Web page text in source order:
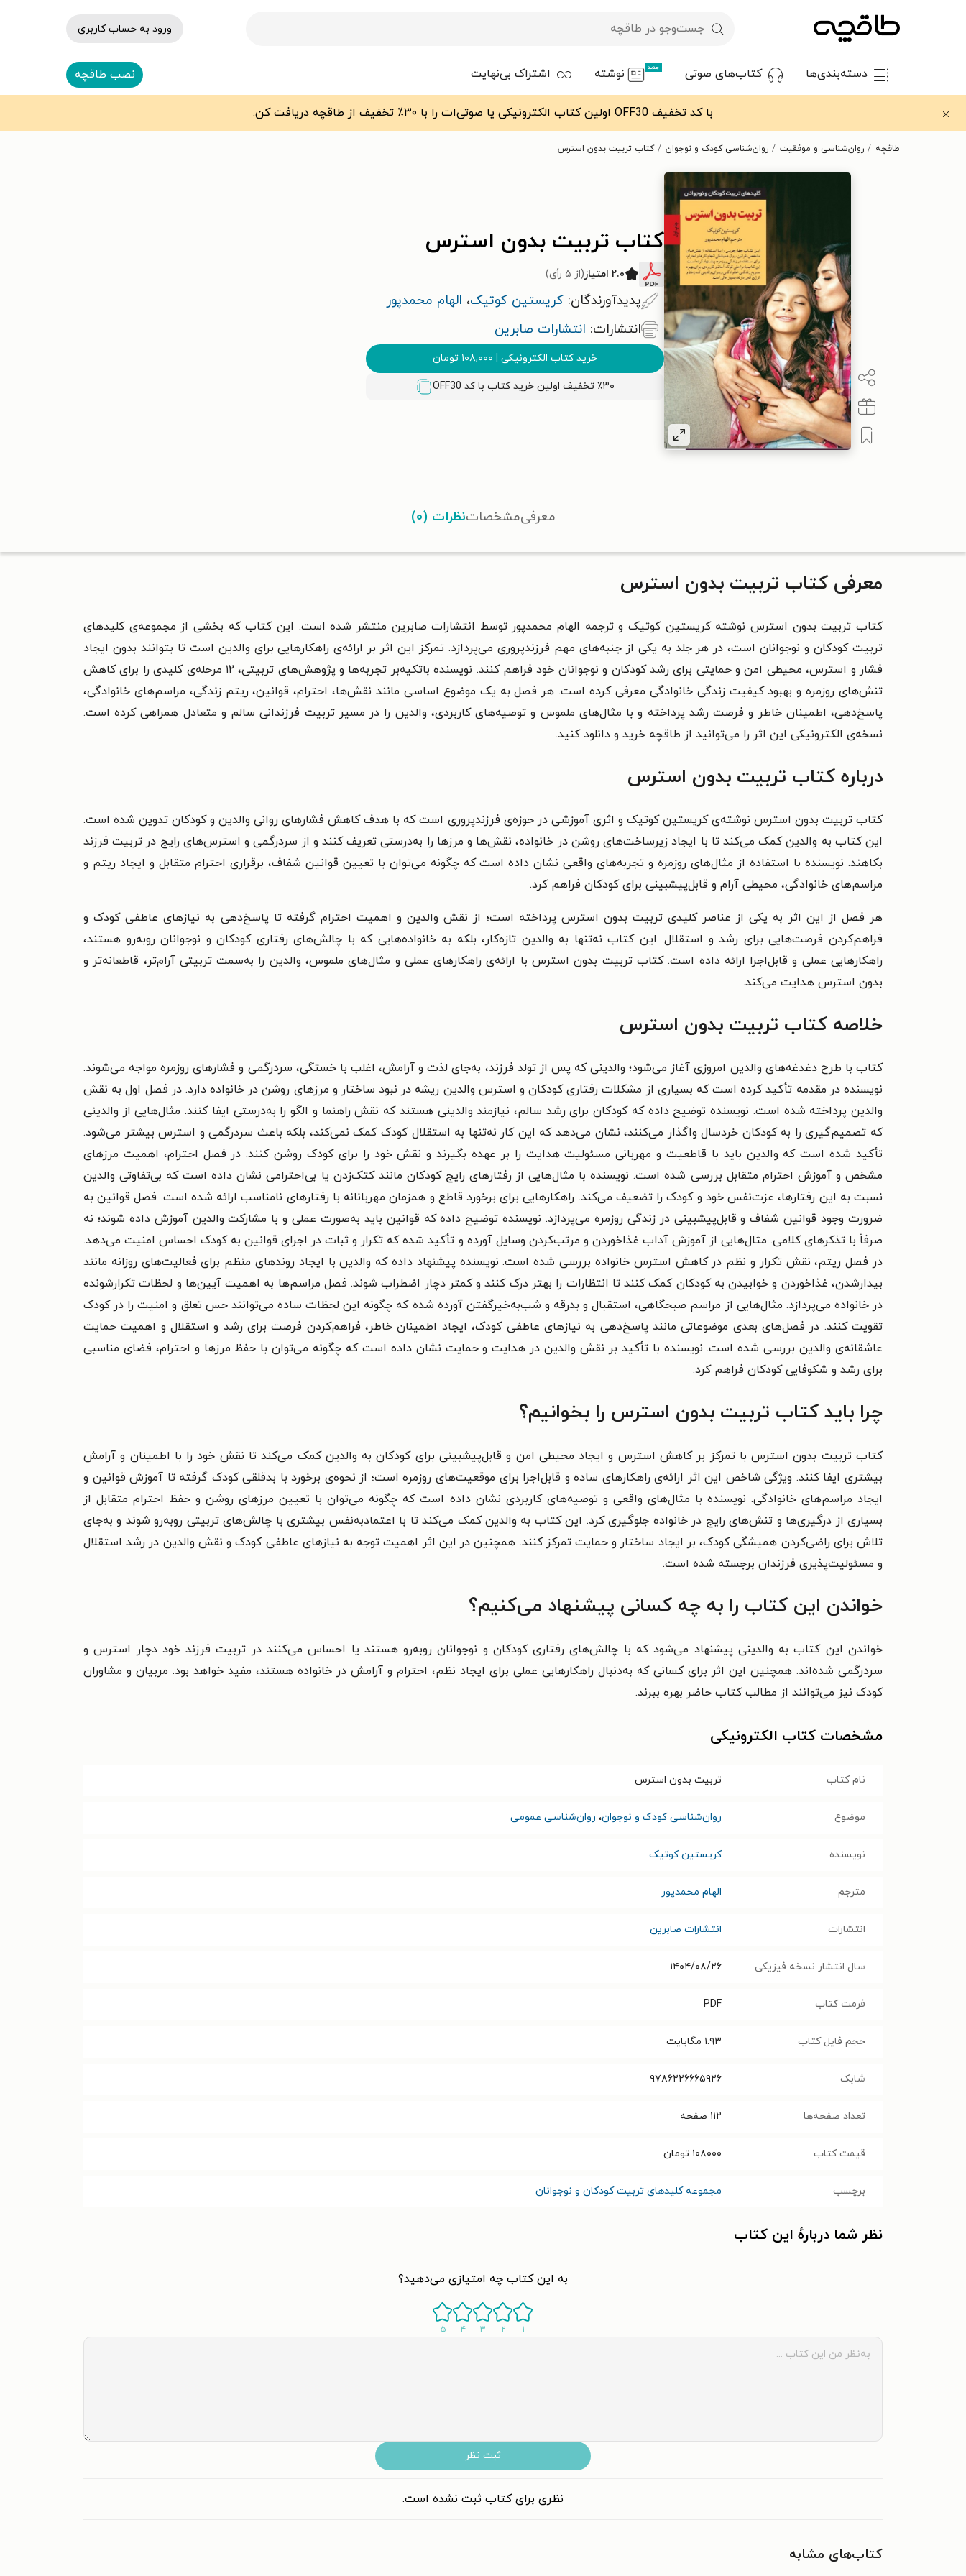
ورود به حساب کاربری
دسته‌بندی‌ها کتاب‌های صوتی جدید نوشته اشتراک بی‌نهایت نصب طاقچه
با کد تخفیف OFF30 اولین کتاب الکترونیکی یا صوتی‌ات را با ۳۰٪ تخفیف از طاقچه دریافت کن.
طاقچه روان‌شناسی و موفقیت روان‌شناسی کودک و نوجوان کتاب تربیت بدون استرس
کتاب تربیت بدون استرس
۲.۰ امتیاز (از ۵ رأی)
پدیدآورندگان: کریستین کوتیک، الهام محمدپور
انتشارات: انتشارات صابرین
خرید کتاب الکترونیکی | ۱۰۸,۰۰۰ تومان
٪۳۰ تخفیف اولین خرید کتاب با کد OFF30
معرفیمشخصاتنظرات (۰)
معرفی کتاب تربیت بدون استرس
کتاب تربیت بدون استرس نوشته کریستین کوتیک و ترجمه الهام محمدپور توسط انتشارات صابرین منتشر شده است. این کتاب که بخشی از مجموعه‌ی کلیدهای
تربیت کودکان و نوجوانان است، در هر جلد به یکی از جنبه‌های مهم فرزندپروری می‌پردازد. تمرکز این اثر بر ارائه‌ی راهکارهایی برای والدین است تا بتوانند بدون ایجاد
فشار و استرس، محیطی امن و حمایتی برای رشد کودکان و نوجوانان خود فراهم کنند. نویسنده باتکیه‌بر تجربه‌ها و پژوهش‌های تربیتی، ۱۲ مرحله‌ی کلیدی را برای کاهش
تنش‌های روزمره و بهبود کیفیت زندگی خانوادگی معرفی کرده است. هر فصل به یک موضوع اساسی مانند نقش‌ها، احترام، قوانین، ریتم زندگی، مراسم‌های خانوادگی،
پاسخ‌دهی، اطمینان خاطر و فرصت رشد پرداخته و با مثال‌های ملموس و توصیه‌های کاربردی، والدین را در مسیر تربیت فرزندانی سالم و متعادل همراهی کرده است.
نسخه‌ی الکترونیکی این اثر را می‌توانید از طاقچه خرید و دانلود کنید.
درباره کتاب تربیت بدون استرس
کتاب تربیت بدون استرس نوشته‌ی کریستین کوتیک و اثری آموزشی در حوزه‌ی فرزندپروری است که با هدف کاهش فشارهای روانی والدین و کودکان تدوین شده است.
این کتاب به والدین کمک می‌کند تا با ایجاد زیرساخت‌های روشن در خانواده، نقش‌ها و مرزها را به‌درستی تعریف کنند و از سردرگمی و استرس‌های رایج در تربیت فرزند
بکاهند. نویسنده با استفاده از مثال‌های روزمره و تجربه‌های واقعی نشان داده است که چگونه می‌توان با تعیین قوانین شفاف، برقراری احترام متقابل و ایجاد ریتم و
مراسم‌های خانوادگی، محیطی آرام و قابل‌پیشبینی برای کودکان فراهم کرد.
هر فصل از این اثر به یکی از عناصر کلیدی تربیت بدون استرس پرداخته است؛ از نقش والدین و اهمیت احترام گرفته تا پاسخ‌دهی به نیازهای عاطفی کودک و
فراهم‌کردن فرصت‌هایی برای رشد و استقلال. این کتاب نه‌تنها به والدین تازه‌کار، بلکه به خانواده‌هایی که با چالش‌های رفتاری کودکان و نوجوانان روبه‌رو هستند،
راهکارهایی عملی و قابل‌اجرا ارائه داده است. کتاب تربیت بدون استرس با ارائه‌ی راهکارهای عملی و مثال‌های ملموس، والدین را به‌سمت تربیتی آرام‌تر، قاطعانه‌تر و
بدون استرس هدایت می‌کند.
خلاصه کتاب تربیت بدون استرس
کتاب با طرح دغدغه‌های والدین امروزی آغاز می‌شود؛ والدینی که پس از تولد فرزند، به‌جای لذت و آرامش، اغلب با خستگی، سردرگمی و فشارهای روزمره مواجه می‌شوند.
نویسنده در مقدمه تأکید کرده است که بسیاری از مشکلات رفتاری کودکان و استرس والدین ریشه در نبود ساختار و مرزهای روشن در خانواده دارد. در فصل اول به نقش
والدین پرداخته شده است. نویسنده توضیح داده که کودکان برای رشد سالم، نیازمند والدینی هستند که نقش راهنما و الگو را به‌درستی ایفا کنند. مثال‌هایی از والدینی
که تصمیم‌گیری را به کودکان خردسال واگذار می‌کنند، نشان می‌دهد که این کار نه‌تنها به استقلال کودک کمک نمی‌کند، بلکه باعث سردرگمی و استرس بیشتر می‌شود.
تأکید شده است که والدین باید با قاطعیت و مهربانی مسئولیت هدایت را بر عهده بگیرند و نقش خود را برای کودک روشن کنند. در فصل احترام، اهمیت مرزهای
مشخص و آموزش احترام متقابل بررسی شده است. نویسنده با مثال‌هایی از رفتارهای رایج کودکان مانند کتک‌زدن یا بی‌احترامی نشان داده است که بی‌تفاوتی والدین
نسبت به این رفتارها، عزت‌نفس خود و کودک را تضعیف می‌کند. راهکارهایی برای برخورد قاطع و همزمان مهربانانه با رفتارهای نامناسب ارائه شده است. فصل قوانین به
ضرورت وجود قوانین شفاف و قابل‌پیشبینی در زندگی روزمره می‌پردازد. نویسنده توضیح داده که قوانین باید به‌صورت عملی و با مشارکت والدین آموزش داده شوند؛ نه
صرفاً با تذکرهای کلامی. مثال‌هایی از آموزش آداب غذاخوردن و مرتب‌کردن وسایل آورده و تأکید شده که تکرار و ثبات در اجرای قوانین به کودک احساس امنیت می‌دهد.
در فصل ریتم، نقش تکرار و نظم در کاهش استرس خانواده بررسی شده است. نویسنده پیشنهاد داده که والدین با ایجاد روندهای منظم برای فعالیت‌های روزانه مانند
بیدارشدن، غذاخوردن و خوابیدن به کودکان کمک کنند تا انتظارات را بهتر درک کنند و کمتر دچار اضطراب شوند. فصل مراسم‌ها به اهمیت آیین‌ها و لحظات تکرارشونده
در خانواده می‌پردازد. مثال‌هایی از مراسم صبحگاهی، استقبال و بدرقه و شب‌به‌خیرگفتن آورده شده که چگونه این لحظات ساده می‌توانند حس تعلق و امنیت را در کودک
تقویت کنند. در فصل‌های بعدی موضوعاتی مانند پاسخ‌دهی به نیازهای عاطفی کودک، ایجاد اطمینان خاطر، فراهم‌کردن فرصت برای رشد و استقلال و اهمیت حمایت
عاشقانه‌ی والدین بررسی شده است. نویسنده با تأکید بر نقش والدین در هدایت و حمایت نشان داده است که چگونه می‌توان با حفظ مرزها و احترام، فضای مناسبی
برای رشد و شکوفایی کودکان فراهم کرد.
چرا باید کتاب تربیت بدون استرس را بخوانیم؟
کتاب تربیت بدون استرس با تمرکز بر کاهش استرس و ایجاد محیطی امن و قابل‌پیشبینی برای کودکان به والدین کمک می‌کند تا نقش خود را با اطمینان و آرامش
بیشتری ایفا کنند. ویژگی شاخص این اثر ارائه‌ی راهکارهای ساده و قابل‌اجرا برای موقعیت‌های روزمره است؛ از نحوه‌ی برخورد با بدقلقی کودک گرفته تا آموزش قوانین و
ایجاد مراسم‌های خانوادگی. نویسنده با مثال‌های واقعی و توصیه‌های کاربردی نشان داده است که چگونه می‌توان با تعیین مرزهای روشن و حفظ احترام متقابل از
بسیاری از درگیری‌ها و تنش‌های رایج در خانواده جلوگیری کرد. این کتاب به والدین کمک می‌کند تا با اعتمادبه‌نفس بیشتری با چالش‌های تربیتی روبه‌رو شوند و به‌جای
تلاش برای راضی‌کردن همیشگی کودک، بر ایجاد ساختار و حمایت تمرکز کنند. همچنین در این اثر اهمیت توجه به نیازهای عاطفی کودک و نقش والدین در رشد استقلال
و مسئولیت‌پذیری فرزندان برجسته شده است.
خواندن این کتاب را به چه کسانی پیشنهاد می‌کنیم؟
خواندن این کتاب به والدینی پیشنهاد می‌شود که با چالش‌های رفتاری کودکان و نوجوانان روبه‌رو هستند یا احساس می‌کنند در تربیت فرزند خود دچار استرس و
سردرگمی شده‌اند. همچنین این اثر برای کسانی که به‌دنبال راهکارهایی عملی برای ایجاد نظم، احترام و آرامش در خانواده هستند، مفید خواهد بود. مربیان و مشاوران
کودک نیز می‌توانند از مطالب کتاب حاضر بهره ببرند.
مشخصات کتاب الکترونیکی
نام کتاب تربیت بدون استرس
موضوع روان‌شناسی کودک و نوجوان، روان‌شناسی عمومی
نویسنده کریستین کوتیک
مترجم الهام محمدپور
انتشارات انتشارات صابرین
سال انتشار نسخه فیزیکی ۱۴۰۴/۰۸/۲۶
فرمت کتاب PDF
حجم فایل کتاب ۱.۹۳ مگابایت
شابک ۹۷۸۶۲۲۶۶۶۵۹۲۶
تعداد صفحه‌ها ۱۱۲ صفحه
قیمت کتاب ۱۰۸۰۰۰ تومان
برچسب مجموعه کلیدهای تربیت کودکان و نوجوانان
نظر شما دربارهٔ این کتاب
به این کتاب چه امتیازی می‌دهید؟
۱ ۲ ۳ ۴ ۵
ثبت نظر
نظری برای کتاب ثبت نشده است.
کتاب‌های مشابه